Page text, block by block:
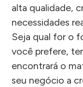
alta qualidade,
necessidades
Seja qual for o
você prefere,
encontrará o
seu negócio a